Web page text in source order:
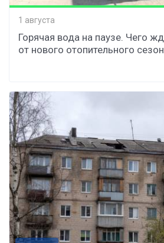
1 августа
Горячая вода на паузе. Чего
от нового отопительного